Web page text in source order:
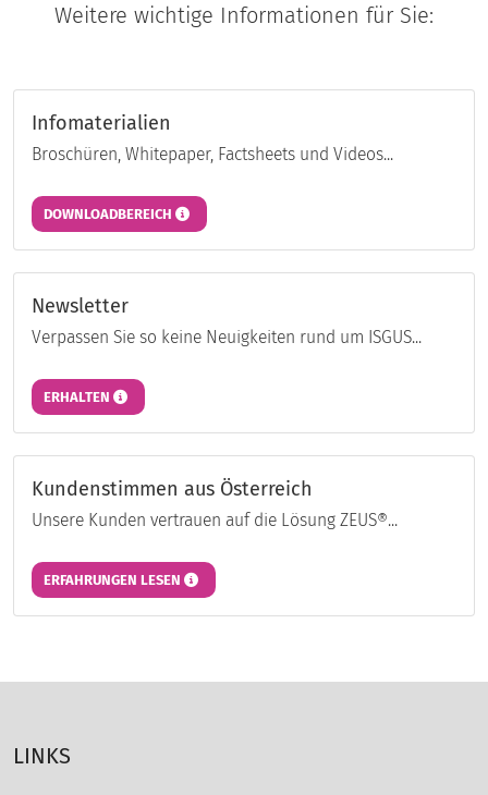
Weitere wichtige Informationen für Sie:
Infomaterialien
Broschüren, Whitepaper, Factsheets und Videos...
DOWNLOADBEREICH
Newsletter
Verpassen Sie so keine Neuigkeiten rund um ISGUS...
ERHALTEN
Kundenstimmen aus Österreich
Unsere Kunden vertrauen auf die Lösung ZEUS®...
ERFAHRUNGEN LESEN
LINKS